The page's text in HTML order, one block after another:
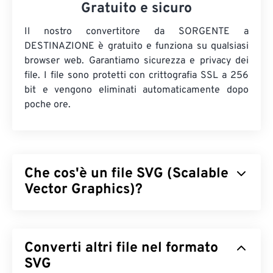
Gratuito e sicuro
Il nostro convertitore da SORGENTE a
DESTINAZIONE è gratuito e funziona su qualsiasi
browser web. Garantiamo sicurezza e privacy dei
file. I file sono protetti con crittografia SSL a 256
bit e vengono eliminati automaticamente dopo
poche ore.
Che cos'è un file SVG (Scalable
Vector Graphics)?
basato su Extensible Markup Language (XML
utilizza
Converti altri file nel formato
SVG